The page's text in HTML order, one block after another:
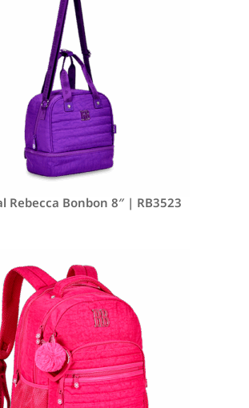
Rebecca Bonbon 8″ | RB3523